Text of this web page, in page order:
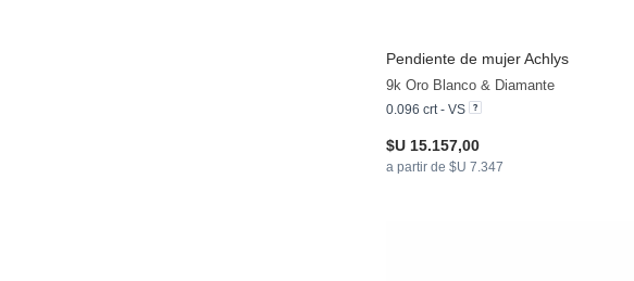
Pendiente de mujer Achlys
9k Oro Blanco & Diamante
0.096 crt - VS
$U 15.157,00
a partir de $U 7.347